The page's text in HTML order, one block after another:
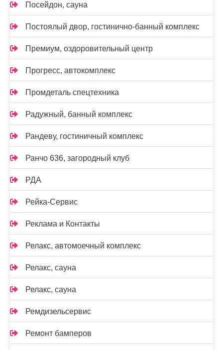
Посейдон, сауна
Постоялый двор, гостинично-банный комплекс
Премиум, оздоровительный центр
Прогресс, автокомплекс
Промдеталь спецтехника
Радужный, банный комплекс
Рандеву, гостиничный комплекс
Ранчо 636, загородный клуб
РДА
Рейка-Сервис
Реклама и Контакты
Релакс, автомоечный комплекс
Релакс, сауна
Релакс, сауна
Ремдизельсервис
Ремонт бамперов